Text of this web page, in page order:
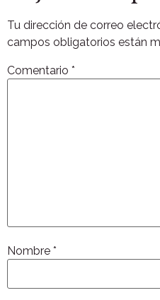
Tu dirección de correo
campos obligatorios están
Comentario *
Nombre *